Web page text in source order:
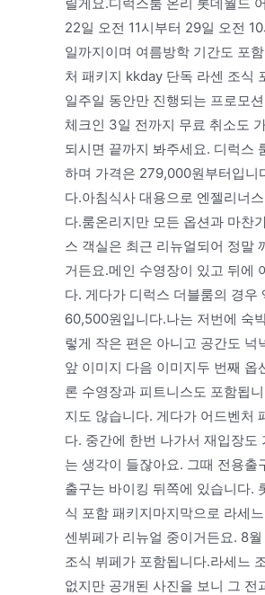
22일 오전 11시부터 29일 오전
일까지이며 여름방학 기간도 포
처 패키지 kkday 단독 라센 조식
일주일 동안만 진행되는 프로모
체크인 3일 전까지 무료 취소도
되시면 끝까지 봐주세요. 디럭스
하며 가격은 279,000원부터입니
다.아침식사 대용으로 엔젤리너
다.룸온리지만 모든 옵션과 마찬
스 객실은 최근 리뉴얼되어 정말
거든요.메인 수영장이 있고 뒤에
다. 게다가 디럭스 더블룸의 경
60,500원입니다.나는 저번에 숙
렇게 작은 편은 아니고 공간도
앞 이미지 다음 이미지두 번째
론 수영장과 피트니스도 포함됩
지도 않습니다. 게다가 어드벤처
다. 중간에 한번 나가서 재입장
는 생각이 들잖아요. 그때 전용
출구는 바이킹 뒤쪽에 있습니다.
식 포함 패키지마지막으로 라세
센뷔페가 리뉴얼 중이거든요. 8
조식 뷔페가 포함됩니다.라세느
없지만 공개된 사진을 보니 그